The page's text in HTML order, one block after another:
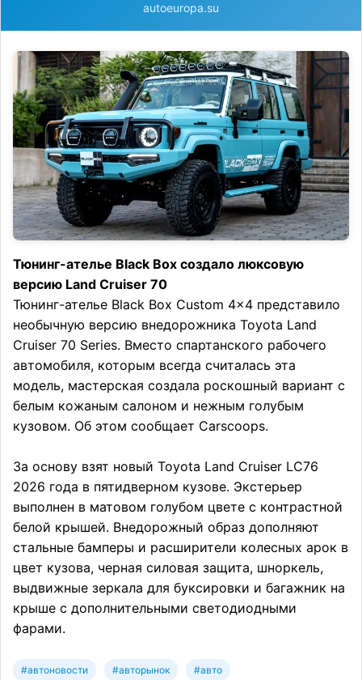
autoeuropa.su
Тюнинг-ателье Black Box создало люксовую
версию Land Cruiser 70
Тюнинг-ателье Black Box Custom 4×4 представило
необычную версию внедорожника Toyota Land
Cruiser 70 Series. Вместо спартанского рабочего
автомобиля, которым всегда считалась эта
модель, мастерская создала роскошный вариант с
белым кожаным салоном и нежным голубым
кузовом. Об этом сообщает Carscoops.
За основу взят новый Toyota Land Cruiser LC76
2026 года в пятидверном кузове. Экстерьер
выполнен в матовом голубом цвете с контрастной
белой крышей. Внедорожный образ дополняют
стальные бамперы и расширители колесных арок в
цвет кузова, черная силовая защита, шноркель,
выдвижные зеркала для буксировки и багажник на
крыше с дополнительными светодиодными
фарами.
#автоновости #авторынок #авто